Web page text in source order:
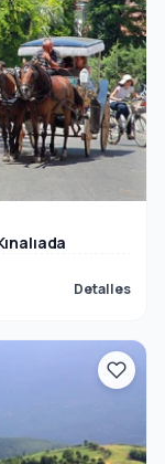
Detalles